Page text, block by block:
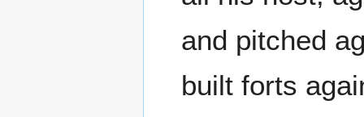
and pitched
built forts